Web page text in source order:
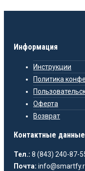
Информация
Инструкции
Политика
Оферта
Возврат
Контактные данные
Тел.: 8 (843) 240-87-
Почта: